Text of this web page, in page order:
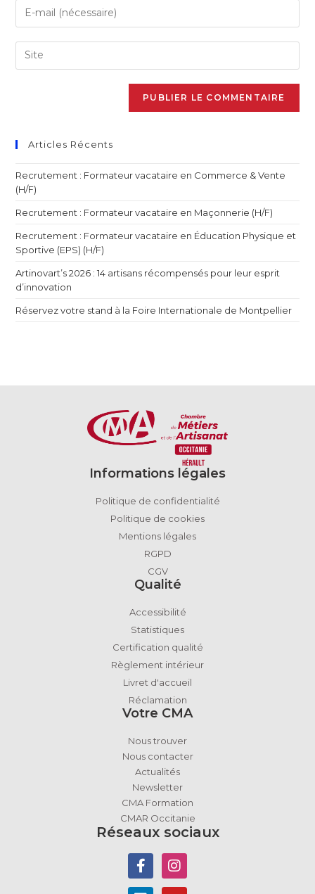
Articles Récents
Recrutement : Formateur vacataire en Commerce & Vente
(H/F)
Recrutement : Formateur vacataire en Maçonnerie (H/F)
Recrutement : Formateur vacataire en Éducation Physique et
Sportive (EPS) (H/F)
Artinovart’s 2026 : 14 artisans récompensés pour leur esprit
d’innovation
Réservez votre stand à la Foire Internationale de Montpellier
Informations légales
Politique de confidentialité
Politique de cookies
Mentions légales
RGPD
CGV
Qualité
Accessibilité
Statistiques
Certification qualité
Règlement intérieur
Livret d'accueil
Réclamation
Votre CMA
Nous trouver
Nous contacter
Actualités
Newsletter
CMA Formation
CMAR Occitanie
Réseaux sociaux